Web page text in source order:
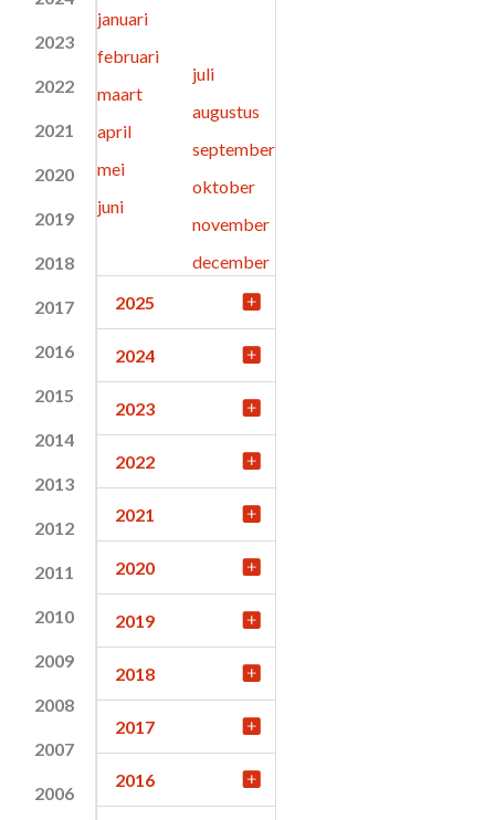
2023
2022
2021
2020
2019
2018
2017
2016
2015
2014
2013
2012
2011
2010
2009
2008
2007
2006
januari
februari
maart
april
mei
juni
juli
augustus
september
oktober
november
december
2025
2024
2023
2022
2021
2020
2019
2018
2017
2016